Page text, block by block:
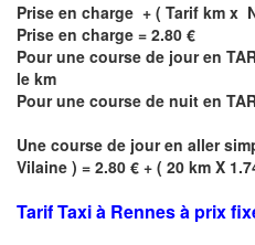
Prise en charge + ( Tarif km x
Prise en charge = 2.80 €
Pour une course de jour en
le km
Pour une course de nuit en
Une course de jour en aller
Vilaine ) = 2.80 € + ( 20 km X
Tarif Taxi à Rennes à prix